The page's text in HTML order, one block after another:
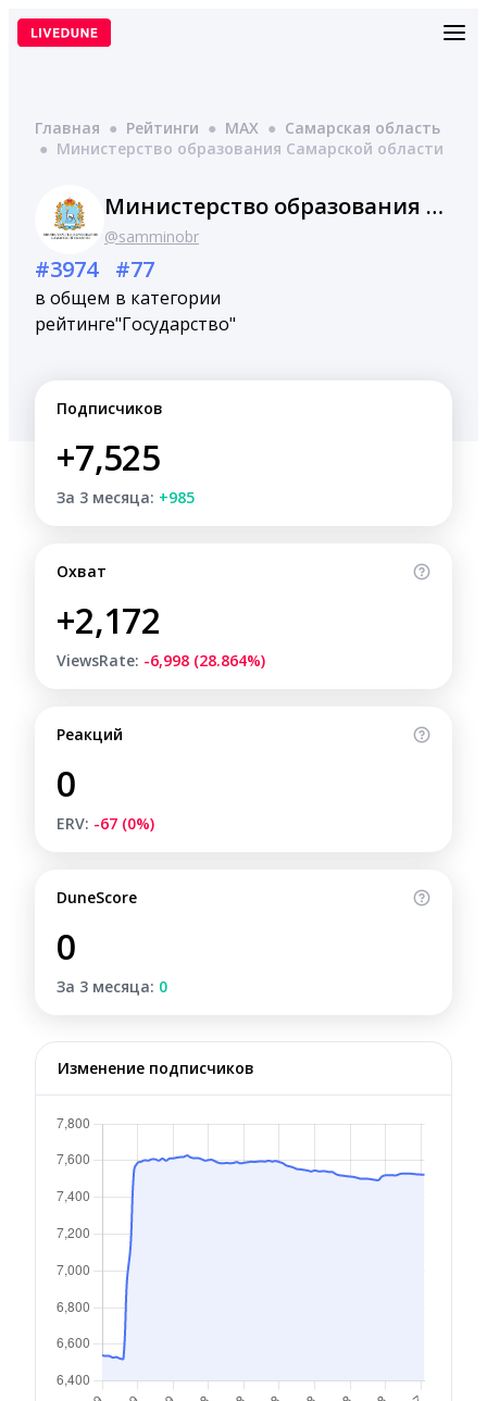
Перейти
Главная ● Рейтинги ● MAX ● Самарская область
● Министерство образования Самарской области
Министерство образования Самарской области
@samminobr
#3974
в общем
рейтинге
#77
в категории
"Государство"
Подписчиков
+7,525
За 3 месяца: +985
Охват
+2,172
ViewsRate: -6,998 (28.864%)
Реакций
0
ERV: -67 (0%)
DuneScore
0
За 3 месяца: 0
Изменение подписчиков